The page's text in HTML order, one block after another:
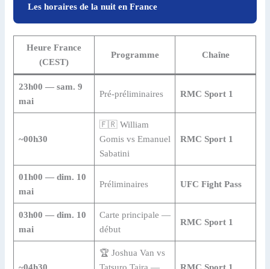
Les horaires de la nuit en France
Heure France
(CEST)
Programme Chaîne
23h00 — sam. 9
mai
Pré-préliminaires RMC Sport 1
~00h30
🇫🇷 William
Gomis vs Emanuel
Sabatini
RMC Sport 1
01h00 — dim. 10
mai
Préliminaires UFC Fight Pass
03h00 — dim. 10
mai
Carte principale —
début
RMC Sport 1
🏆 Joshua Van vs